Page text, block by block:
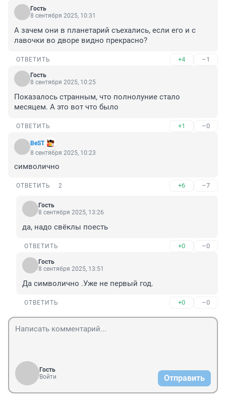
Гость
8 сентября 2025, 10:31
А зачем они в планетарий съехались, если его и с
лавочки во дворе видно прекрасно?
ОТВЕТИТЬ +4 –1
Гость
8 сентября 2025, 10:25
Показалось странным, что полнолуние стало
месяцем. А это вот что было
ОТВЕТИТЬ +1 –0
BеSТ
8 сентября 2025, 10:23
символично
ОТВЕТИТЬ 2 +6 –7
Гость
8 сентября 2025, 13:26
да, надо свёклы поесть
ОТВЕТИТЬ +0 –0
Гость
8 сентября 2025, 13:51
Да символично .Уже не первый год.
ОТВЕТИТЬ +0 –0
Гость
Войти
Отправить